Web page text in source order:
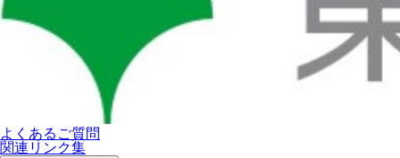
よくあるご質問
関連リンク集